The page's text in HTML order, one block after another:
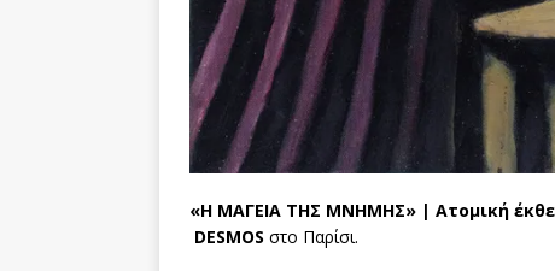
«Η ΜΑΓΕΙΑ ΤΗΣ ΜΝΗΜΗΣ» | Ατομική
DESMOS στο Παρίσι.